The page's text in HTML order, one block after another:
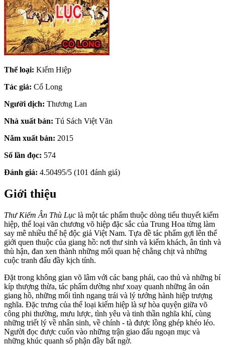
Thể loại: Kiếm Hiệp
Tác giả: Cổ Long
Người dịch: Thương Lan
Nhà xuất bản: Tú Sách Việt Văn
Năm xuất bản: 2015
Số lần đọc: 574
Đánh giá: 4.50495/5 (101 đánh giá)
Giới thiệu
Thư Kiếm Ân Thù Lục là một tác phẩm thuộc dòng tiểu thuyết kiếm
hiệp, thể loại văn chương võ hiệp đặc sắc của Trung Hoa từng làm
say mê nhiều thế hệ độc giả Việt Nam. Tựa đề tác phẩm gợi lên thế
giới quen thuộc của giang hồ: nơi thư sinh và kiếm khách, ân tình và
thù hận, đan xen thành những mối quan hệ chằng chịt và những
cuộc tranh đấu đầy kịch tính.
Đặt trong không gian võ lâm với các bang phái, cao thủ và những bí
kíp thượng thừa, tác phẩm dường như xoay quanh những ân oán
giang hồ, những mối tình ngang trái và lý tưởng hành hiệp trượng
nghĩa. Đặc trưng của thể loại kiếm hiệp là sự hòa quyện giữa võ
công phi thường, mưu lược, tình yêu và tinh thần nghĩa khí, cùng
những triết lý về nhân sinh, về chính - tà được lồng ghép khéo léo.
Người đọc được cuốn vào những trận giao đấu ngoạn mục và
những khúc quanh số phận đầy bất ngờ.